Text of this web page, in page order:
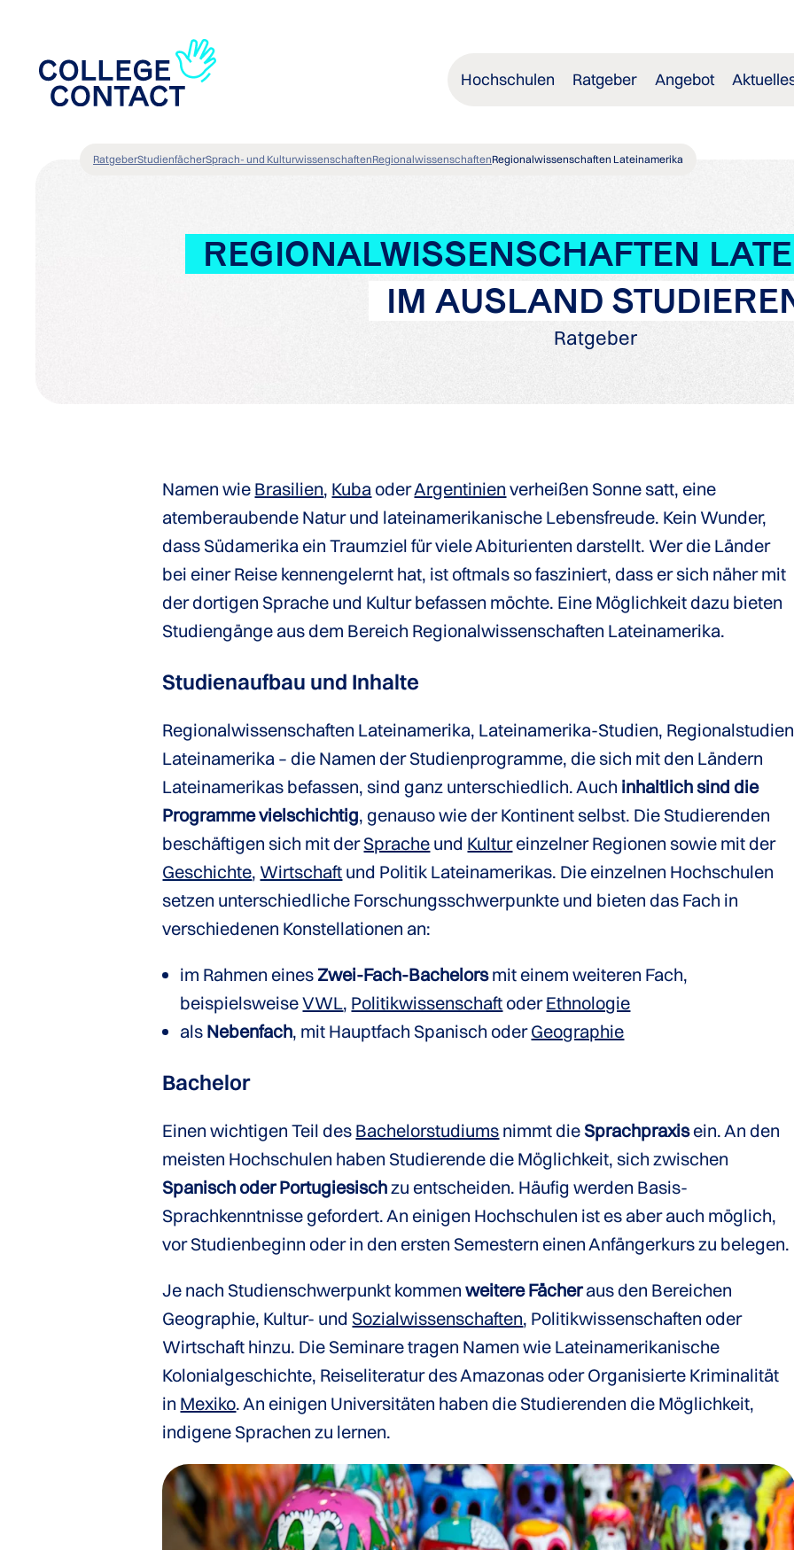
Hochschulen Ratgeber Angebot
RatgeberStudienfächerSprach- und KulturwissenschaftenRegionalwissenschaftenRegionalwissenschaften Lateinamerika
REGIONALWISSENSCHAFTEN
IM AUSLAND
Ratgeber
Namen wie Brasilien, KubaoderArgentinien verheißen Sonne satt, eine
atemberaubende Natur und lateinamerikanische Lebensfreude. Kein Wunder,
dass Südamerika ein Traumziel für viele Abiturienten darstellt. Wer die Länder
bei einer Reise kennengelernt hat, ist oftmals so fasziniert, dass er sich näher mit
der dortigen Sprache und Kultur befassen möchte. Eine Möglichkeit dazu bieten
Studiengänge aus dem Bereich Regionalwissenschaften Lateinamerika.
Studienaufbau und Inhalte
Regionalwissenschaften Lateinamerika, Lateinamerika-Studien, Regionalstudien
Lateinamerika – die Namen der Studienprogramme, die sich mit den Ländern
Lateinamerikas befassen, sind ganz unterschiedlich. Auch inhaltlich sind die
Programme vielschichtig, genauso wie der Kontinent selbst. Die Studierenden
beschäftigen sich mit derSprache und Kultureinzelner Regionen sowie mit der
Geschichte, Wirtschaft und Politik Lateinamerikas. Die einzelnen Hochschulen
setzen unterschiedliche Forschungsschwerpunkte und bieten das Fach in
verschiedenen Konstellationen an:
im Rahmen eines Zwei-Fach-Bachelorsmit einem weiteren Fach,
beispielsweiseVWL, PolitikwissenschaftoderEthnologie
als Nebenfach, mit Hauptfach Spanisch oderGeographie
Bachelor
Einen wichtigen Teil des Bachelorstudiums nimmt dieSprachpraxisein. An den
meisten Hochschulen haben Studierende die Möglichkeit, sich zwischen
Spanisch oder Portugiesischzu entscheiden. Häufig werden Basis-
Sprachkenntnisse gefordert. An einigen Hochschulen ist es aber auch möglich,
vor Studienbeginn oder in den ersten Semestern einen Anfängerkurs zu belegen.
Je nach Studienschwerpunkt kommenweitere Fächeraus den Bereichen
Geographie, Kultur- und Sozialwissenschaften, Politikwissenschaften oder
Wirtschaft hinzu. Die Seminare tragen Namen wie Lateinamerikanische
Kolonialgeschichte, Reiseliteratur des Amazonas oder Organisierte Kriminalität
in Mexiko. An einigen Universitäten haben die Studierenden die Möglichkeit,
indigene Sprachen zu lernen.